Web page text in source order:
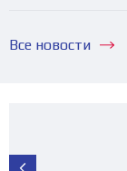
Все новости